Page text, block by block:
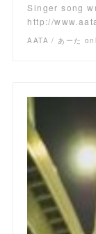
Singer song
http://
AATA / あーた